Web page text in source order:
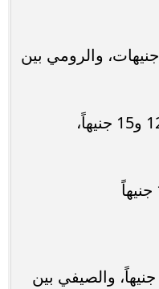
الباذنجان: البلدي بين 7 و10 جنيهات، والرومي بين
الفلفل: الرومي البلدي بين 12 و15 جنيهاً،
البرتقال: البلدي بين 12 و18 جنيهاً، والصيفي بين